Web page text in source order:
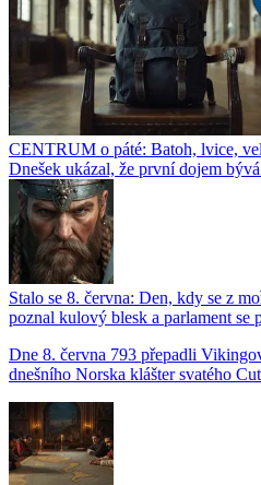
CENTRUM o páté: Batoh, lvice,
Dnešek ukázal, že první dojem
Stalo se 8. června: Den, kdy se z
poznal kulový blesk a parlament se
Dne 8. června 793 přepadli
dnešního Norska klášter svatého